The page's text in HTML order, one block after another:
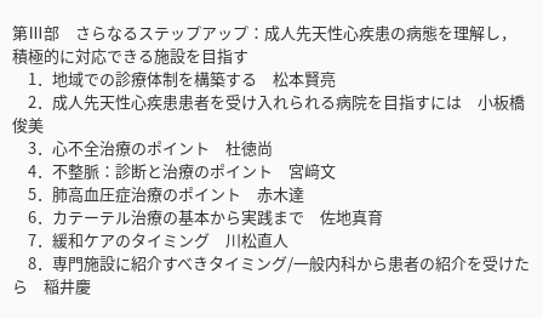
第Ⅲ部 さらなるステップアップ：成人先天性心疾患の病態を理解し，
積極的に対応できる施設を目指す
1．地域での診療体制を構築する 松本賢亮
2．成人先天性心疾患患者を受け入れられる病院を目指すには 小板橋
俊美
3．心不全治療のポイント 杜徳尚
4．不整脈：診断と治療のポイント 宮﨑文
5．肺高血圧症治療のポイント 赤木達
6．カテーテル治療の基本から実践まで 佐地真育
7．緩和ケアのタイミング 川松直人
8．専門施設に紹介すべきタイミング/一般内科から患者の紹介を受けた
ら 稲井慶